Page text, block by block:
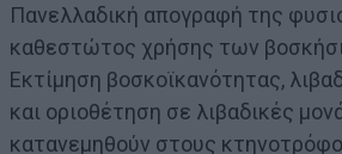
Πανελλαδική απογραφή της
καθεστώτος χρήσης των
Εκτίμηση βοσκοϊκανότητας,
και οριοθέτηση σε λιβαδικές
κατανεμηθούν στους